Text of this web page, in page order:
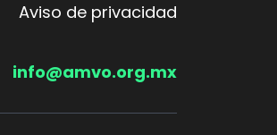
Aviso de privacidad
info@amvo.org.mx